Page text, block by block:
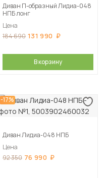
Диван П-образный Лидиа-048
НПБ лонг
Цена
184 690 131 990
В корзину
-17%
Диван Лидиа-048 НПБ
Цена
92 350 76 990